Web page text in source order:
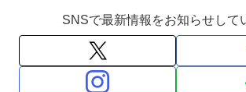
SNSで最新情報をお知らせして